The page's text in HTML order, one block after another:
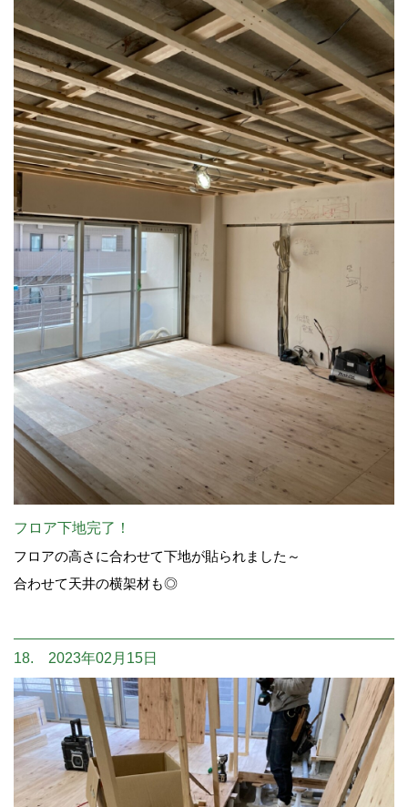
フロア下地完了！
フロアの高さに合わせて下地が貼られました～
合わせて天井の横架材も◎
18. 2023年02月15日